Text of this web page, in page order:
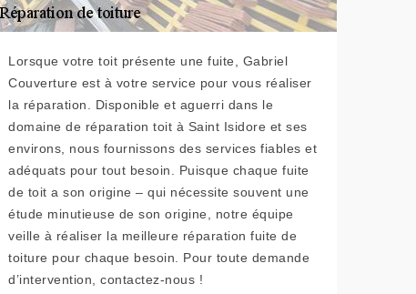
Lorsque votre toit présente une fuite, Gabriel
Couverture est à votre service pour vous réaliser
la réparation. Disponible et aguerri dans le
domaine de réparation toit à Saint Isidore et ses
environs, nous fournissons des services fiables et
adéquats pour tout besoin. Puisque chaque fuite
de toit a son origine – qui nécessite souvent une
étude minutieuse de son origine, notre équipe
veille à réaliser la meilleure réparation fuite de
toiture pour chaque besoin. Pour toute demande
d’intervention, contactez-nous !